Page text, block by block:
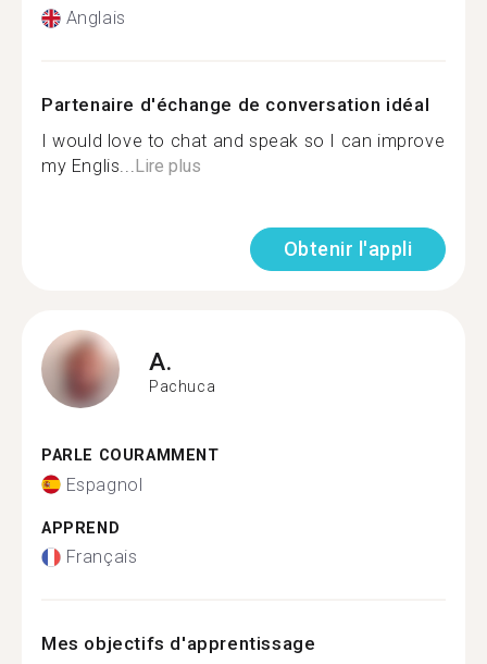
Anglais
Partenaire d'échange de conversation idéal
I would love to chat and speak so I can improve
my Englis...Lire plus
Obtenir l'appli
A.
Pachuca
PARLE COURAMMENT
Espagnol
APPREND
Français
Mes objectifs d'apprentissage